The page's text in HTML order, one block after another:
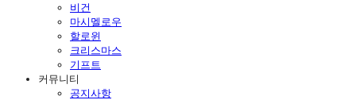
비건
마시멜로우
할로윈
크리스마스
기프트
커뮤니티
공지사항